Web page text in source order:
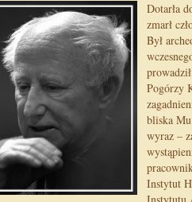
Dotarła
zmarł
Był
Pogórzy
bliska Mu
wyraz –
Instytut